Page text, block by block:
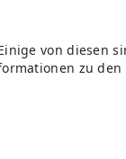
von diesen
zu